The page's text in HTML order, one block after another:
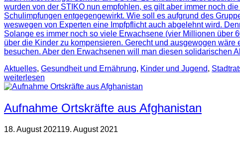
wurden von der STIKO nun empfohlen, es gilt aber immer noch
Schulimpfungen entgegengewirkt. Wie soll es aufgrund des
weswegen von Experten eine Impfpflicht auch abgelehnt wird.
Solange es immer noch so viele Erwachsene (vier Millionen über
über die Kinder zu kompensieren. Gerecht und ausgewogen
besuchen. Aber den Erwachsenen will man diesen solidarischen
Aktuelles, Gesundheit und Ernährung, Kinder und Jugend,
weiterlesen
Aufnahme Ortskräfte aus Afghanistan
18. August 202119. August 2021